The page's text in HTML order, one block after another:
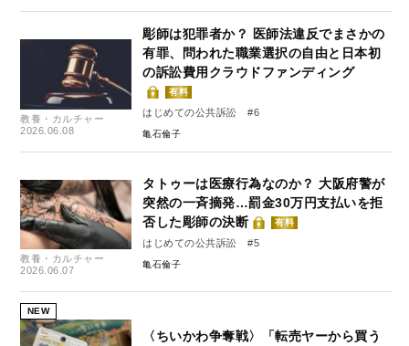
教養・カルチャー
2026.06.08
彫師は犯罪者か？ 医師法違反でまさかの
有罪、問われた職業選択の自由と日本初
の訴訟費用クラウドファンディング
有料
はじめての公共訴訟 #6
亀石倫子
教養・カルチャー
2026.06.07
タトゥーは医療行為なのか？ 大阪府警が
突然の一斉摘発…罰金30万円支払いを拒
否した彫師の決断
有料
はじめての公共訴訟 #5
亀石倫子
NEW
〈ちいかわ争奪戦〉「転売ヤーから買う